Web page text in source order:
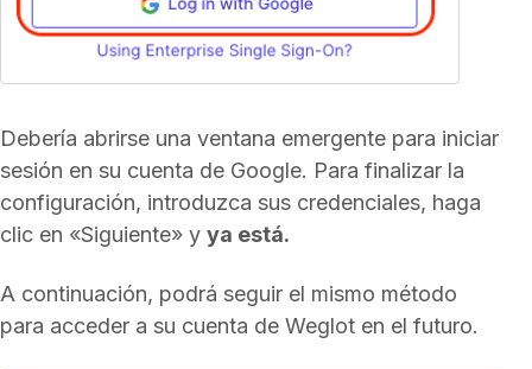
Debería abrirse una ventana emergente para iniciar
sesión en su cuenta de Google. Para finalizar la
configuración, introduzca sus credenciales, haga
clic en «Siguiente» y ya está.
A continuación, podrá seguir el mismo método
para acceder a su cuenta de Weglot en el futuro.